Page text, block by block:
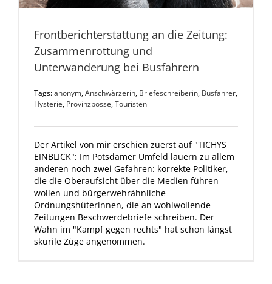
Frontberichterstattung an die Zeitung:
Zusammenrottung und
Unterwanderung bei Busfahrern
Tags:anonym,Anschwärzerin, Briefeschreiberin, Busfahrer,
Hysterie, Provinzposse,Touristen
Der Artikel von mir erschien zuerst auf "TICHYS
EINBLICK": Im Potsdamer Umfeld lauern zu allem
anderen noch zwei Gefahren: korrekte Politiker,
die die Oberaufsicht über die Medien führen
wollen und bürgerwehrähnliche
Ordnungshüterinnen, die an wohlwollende
Zeitungen Beschwerdebriefe schreiben. Der
Wahn im "Kampf gegen rechts" hat schon längst
skurile Züge angenommen.